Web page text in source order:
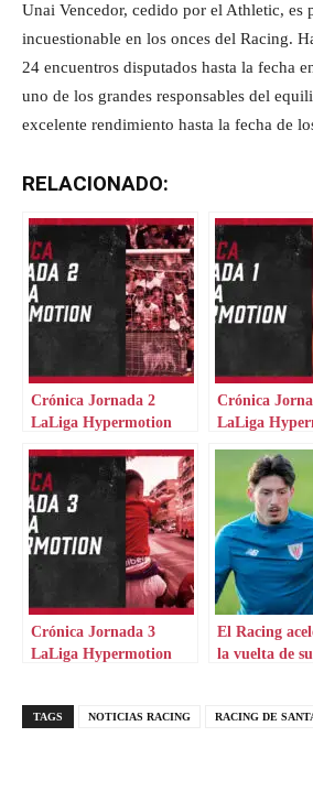
Unai Vencedor, cedido por el Athletic, es
incuestionable en los onces del Racing.
24 encuentros disputados hasta la fecha
uno de los grandes responsables del
excelente rendimiento hasta la fecha de
RELACIONADO:
Crónica Jornada 2
LaLiga Hypermotion
Crónica
LaLiga
Crónica Jornada 3
LaLiga Hypermotion
El Racing
la vuelta de
TAGS NOTICIAS RACING RACING DE